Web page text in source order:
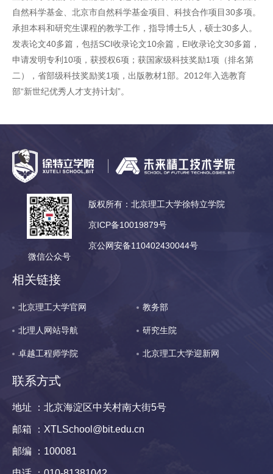
自然科学基金、北京市自然科学基金项目、科技合作项目30多项。
承担本科和研究生课程的教学工作，指导博士5人，硕士30多人。
发表论文40多篇，包括SCI收录论文10余篇，EI收录论文30多篇，
申请发明专利10项，获授权6项；获国家级科技奖励1项（排名第
二），省部级科技奖励奖1项，出版教材1部。2012年入选教育
部“新世纪优秀人才支持计划”。
微信公众号
版权所有：北京理工大学徐特立学院
京ICP备10019879号
京公网安备110402430044号
相关链接
北京理工大学官网 教务部
北理人网站导航 研究生院
卓越工程师学院 北京理工大学迎新网
联系方式
地址 ：北京海淀区中关村南大街5号
邮箱 ：XTLSchool@bit.edu.cn
邮编 ：100081